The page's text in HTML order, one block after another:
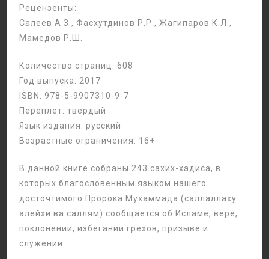
Рецензенты:
Салеев А.З., Фасхутдинов Р.Р., Жагипаров К.Л.,
Мамедов Р.Ш.
Количество страниц: 608
Год выпуска: 2017
ISBN: 978-5-9907310-9-7
Переплет: твердый
Язык издания: русский
Возрастные ограничения: 16+
В данной книге собраны 243 сахих-хадиса, в
которых благословенным языком нашего
досточтимого Пророка Мухаммада (саллаллаху
алейхи ва саллям) сообщается об Исламе, вере,
поклонении, избегании грехов, призыве и
служении.